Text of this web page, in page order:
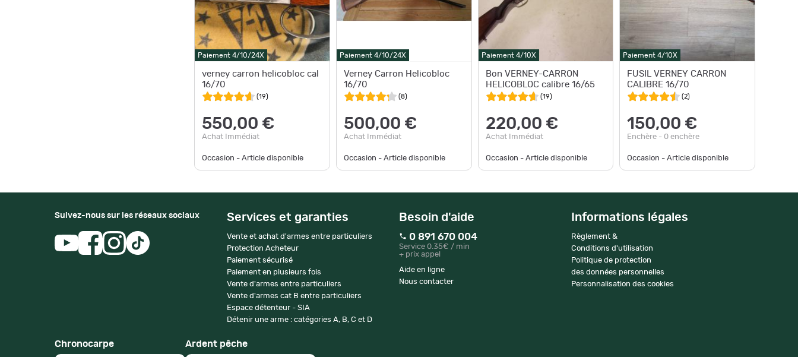
Paiement 4/10/24X
verney carron helicobloc cal
16/70
(19)
550,00 €
Achat Immédiat
Occasion - Article disponible
Paiement 4/10/24X
Verney Carron Helicobloc
16/70
(8)
500,00 €
Achat Immédiat
Occasion - Article disponible
Paiement 4/10X
Bon VERNEY-CARRON
HELICOBLOC calibre 16/65
(19)
220,00 €
Achat Immédiat
Occasion - Article disponible
Paiement 4/10X
FUSIL VERNEY CARRON
CALIBRE 16/70
(2)
150,00 €
Enchère - 0 enchère
Occasion - Article disponible
Suivez-nous sur les réseaux sociaux Services et garanties
Vente et achat d'armes entre particuliers
Protection Acheteur
Paiement sécurisé
Paiement en plusieurs fois
Vente d'armes entre particuliers
Vente d'armes cat B entre particuliers
Espace détenteur - SIA
Détenir une arme : catégories A, B, C et D
Besoin d'aide
0 891 670 004
Service 0.35€ / min
+ prix appel
Aide en ligne
Nous contacter
Informations légales
Règlement &
Conditions d'utilisation
Politique de protection
des données personnelles
Personnalisation des cookies
Chronocarpe Ardent pêche